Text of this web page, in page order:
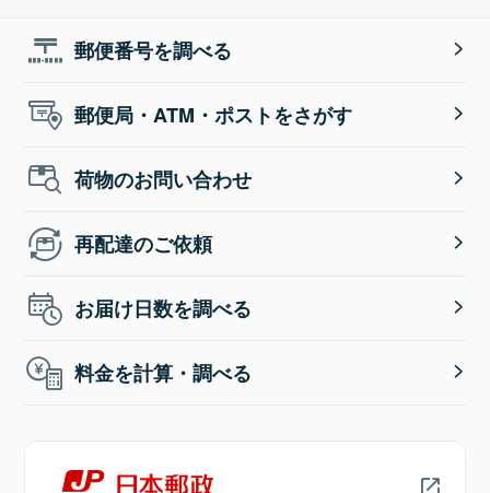
郵便番号を調べる
郵便局・ATM・ポストをさがす
荷物のお問い合わせ
再配達のご依頼
お届け日数を調べる
料金を計算・調べる